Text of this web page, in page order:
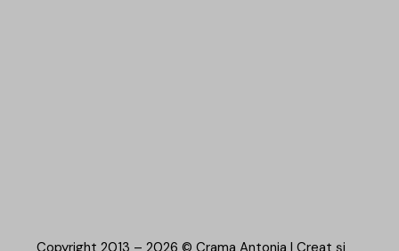
Copyright 2013 – 2026 © Crama Antonia | Creat și